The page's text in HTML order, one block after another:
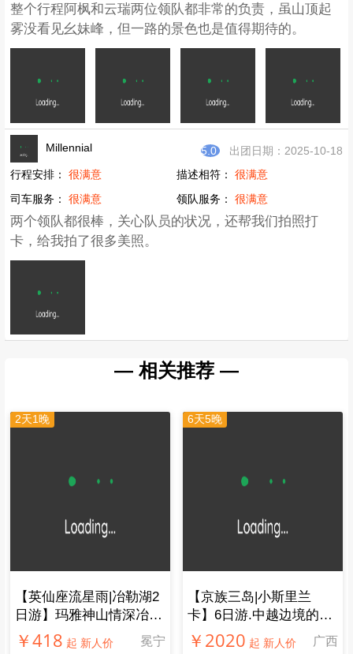
整个行程阿枫和云瑞两位领队都非常的负责，虽山顶起
雾没看见幺妹峰，但一路的景色也是值得期待的。
Millennial 5.0
出团日期：2025-10-18
行程安排：很满意 描述相符： 很满意
司车服务：很满意 领队服务： 很满意
两个领队都很棒，关心队员的状况，还帮我们拍照打
卡，给我拍了很多美照。
— 相关推荐 —
2天1晚
【英仙座流星雨|冶勒湖2
日游】玛雅神山情深冶
勒，传唱千年孟获城
￥418 起 新人价 冕宁
6天5晚
【京族三岛|小斯里兰
卡】6日游.中越边境的斯
里兰卡，不一样的玩法
￥2020 起 新人价 广西